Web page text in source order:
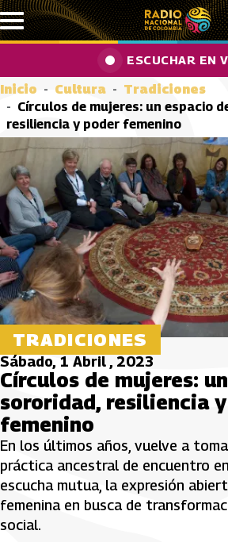
Pasar al contenido principal
ESCUCHAR EN
Inicio Cultura
Tradiciones
Círculos de mujeres: un espacio
resiliencia y poder femenino
TRADICIONES
Sábado, 1 Abril , 2023
Círculos de mujeres:
sororidad, resiliencia
femenino
En los últimos años, vuelve a
práctica ancestral de encuentro
escucha mutua, la expresión
femenina en busca de
social.